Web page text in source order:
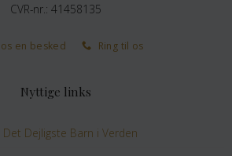
CVR-nr.: 41458135
en besked Ring til os
Nyttige links
Det Dejligste Barn i Verden